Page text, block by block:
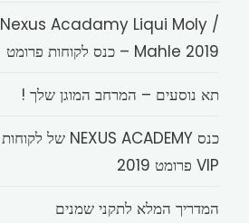
Nexus Acadamy Liqui Moly /
Mahle 2019 – כנס לקוחות פרומט
תא נוסעים – המרחב המוגן שלך !
כנס NEXUS ACADEMY של לקוחות
VIP פרומט 2019
המדריך המלא לתקני שמנים